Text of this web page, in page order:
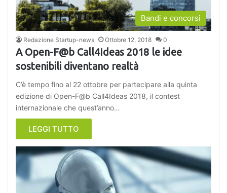
Bandi e concorsi
Redazione Startup-news Ottobre 12, 2018 0
A Open-F@b Call4Ideas 2018 le idee
sostenibili diventano realtà
C’è tempo fino al 22 ottobre per partecipare alla quinta
edizione di Open-F@b Call4Ideas 2018, il contest
internazionale che quest’anno…
LEGGI TUTTO